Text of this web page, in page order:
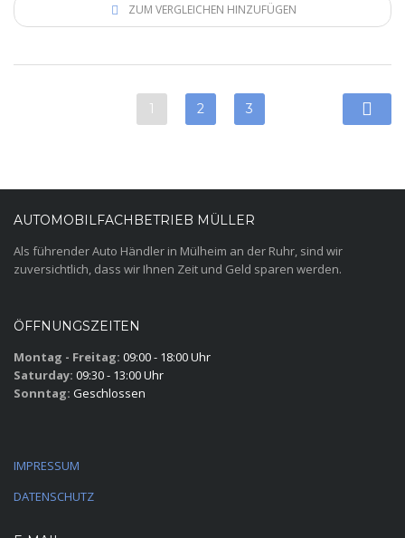
ZUM VERGLEICHEN HINZUFÜGEN
1 2 3
AUTOMOBILFACHBETRIEB MÜLLER
Als führender Auto Händler in Mülheim an der Ruhr, sind wir
zuversichtlich, dass wir Ihnen Zeit und Geld sparen werden.
ÖFFNUNGSZEITEN
Montag - Freitag: 09:00 - 18:00 Uhr
Saturday: 09:30 - 13:00 Uhr
Sonntag: Geschlossen
IMPRESSUM
DATENSCHUTZ